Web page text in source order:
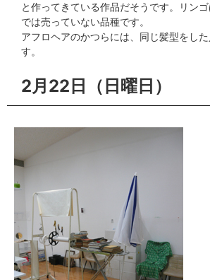
と作ってきている作品だそうです。リン
では売っていない品種です。
アフロヘアのかつらには、同じ髪型をし
す。
2月22日（日曜日）